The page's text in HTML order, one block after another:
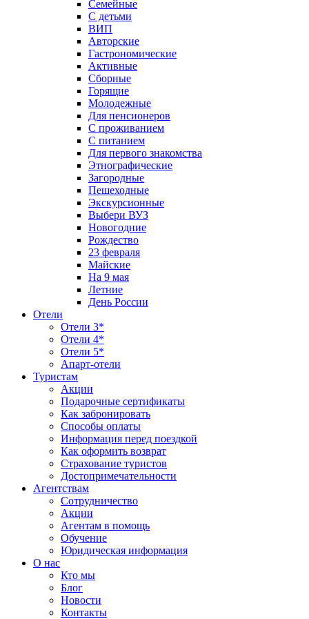
Семейные
С детьми
ВИП
Авторские
Гастрономические
Активные
Сборные
Горящие
Молодежные
Для пенсионеров
С проживанием
С питанием
Для первого знакомства
Этнографические
Загородные
Пешеходные
Экскурсионные
Выбери ВУЗ
Новогодние
Рождество
23 февраля
Майские
На 9 мая
Летние
День России
Отели
Отели 3*
Отели 4*
Отели 5*
Апарт-отели
Туристам
Акции
Подарочные сертификаты
Как забронировать
Способы оплаты
Информация перед поездкой
Как оформить возврат
Страхование туристов
Достопримечательности
Агентствам
Сотрудничество
Акции
Агентам в помощь
Обучение
Юридическая информация
О нас
Кто мы
Блог
Новости
Контакты